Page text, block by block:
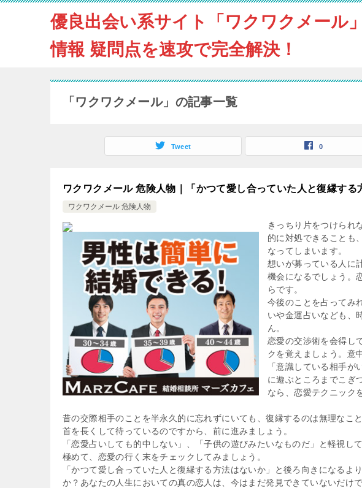
優良出会い系サイト「ワクワクメール
情報 疑問点を速攻で完全解決！
「ワクワクメール」の記事一覧
Tweet 0
ワクワクメール 危険人物｜「かつて愛し合っていた人と復縁す
ワクワクメール 危険人物
きっちり片をつけられ
的に対処できることも
なってしまいます。
想いが募っている人に
機会になるでしょう。
らです。
今後のことを占ってみ
いや金運占いなども、
ん。
恋愛の交渉術を会得し
クを覚えましょう。意
「意識している相手
に遊ぶところまでこぎ
なら、恋愛テクニック
昔の交際相手のことを半永久的に忘れずにいても、復縁するのは無理なこ
首を長くして待っているのですから、前に進みましょう。
「恋愛占いしても的中しない」、「子供の遊びみたいなものだ」と軽視
極めて、恋愛の行く末をチェックしてみましょう。
「かつて愛し合っていた人と復縁する方法はないか」と後ろ向きになるよ
か？あなたの人生においての真の恋人は、今はまだ発見できていないだけ